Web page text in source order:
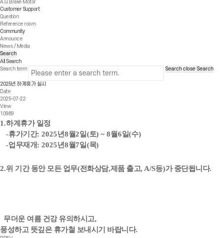
A.G Brake Motor
Customer Support
Question
Reference room
Community
Announce
News / Media
Search
All Search
Search term
Search close Search
2025년 하계휴가 실시
Date
2025-07-22
View
10989
1.하계휴가 일정
-휴가기간: 2025년8월2일(토) ~ 8월6일(수)
-업무재개: 2025년8월7일(목)
2.위 기간 동안 모든 업무(전화상담,제품 출고, A/S등)가 중단됩니다.
무더운 여름 건강 유의하시고,
풍성하고 뜻깊은 휴가철 보내시기 바랍니다.